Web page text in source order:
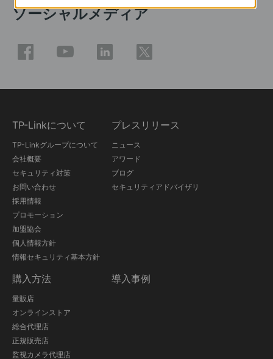
ソーシャルメディア
TP-Linkについて
TP-Linkグループについて
会社概要
セキュリティ対策
お問い合わせ
採用情報
プロモーション
加盟協会
個人情報方針
情報セキュリティ基本方針
プレスリリース
ニュース
アワード
ブログ
セキュリティアドバイザリ
購入方法
量販店
オンラインストア
総合代理店
正規販売店
監視カメラ代理店
導入事例